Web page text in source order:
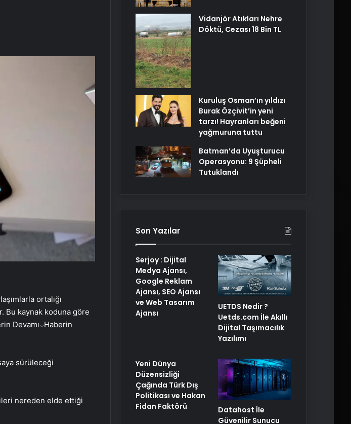
ortalığı
Bu kaynak koduna göre
Devamı Haberin
sürüleceği
nereden elde ettiği
Vidanjör Atıkları Nehre
Döktü, Cezası 18 Bin TL
Kuruluş Osman’ın yıldızı
Burak Özçivit’in yeni
tarzı! Hayranları beğeni
yağmuruna tuttu
Batman’da Uyuşturucu
Operasyonu: 9 Şüpheli
Tutuklandı
Son Yazılar
Serjoy : Dijital
Medya Ajansı,
Google Reklam
Ajansı, SEO Ajansı
ve Web Tasarım
Ajansı
UETDS Nedir ?
Uetds.com İle Akıllı
Dijital Taşımacılık
Yazılımı
Yeni Dünya
Düzensizliği
Çağında Türk Dış
Politikası ve Hakan
Fidan Faktörü
Datahost İle
Güvenilir Sunucu